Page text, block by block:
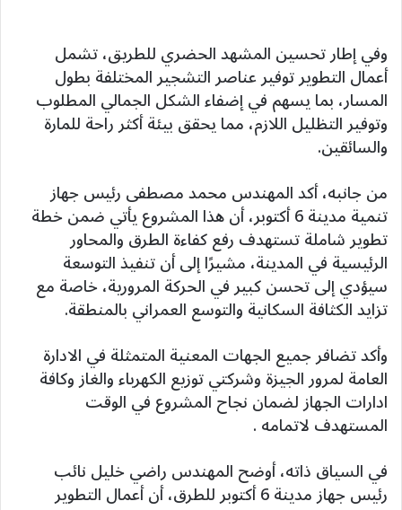
وفي إطار تحسين المشهد الحضري للطريق، تشمل
أعمال التطوير توفير عناصر التشجير المختلفة بطول
المسار، بما يسهم في إضفاء الشكل الجمالي المطلوب
وتوفير التظليل اللازم، مما يحقق بيئة أكثر راحة للمارة
والسائقين.
من جانبه، أكد المهندس محمد مصطفى رئيس جهاز
تنمية مدينة 6 أكتوبر، أن هذا المشروع يأتي ضمن خطة
تطوير شاملة تستهدف رفع كفاءة الطرق والمحاور
الرئيسية في المدينة، مشيرًا إلى أن تنفيذ التوسعة
سيؤدي إلى تحسن كبير في الحركة المرورية، خاصة مع
تزايد الكثافة السكانية والتوسع العمراني بالمنطقة.
وأكد تضافر جميع الجهات المعنية المتمثلة في الادارة
العامة لمرور الجيزة وشركتي توزيع الكهرباء والغاز وكافة
ادارات الجهاز لضمان نجاح المشروع في الوقت
المستهدف لاتمامه .
في السياق ذاته، أوضح المهندس راضي خليل نائب
رئيس جهاز مدينة 6 أكتوبر للطرق، أن أعمال التطوير